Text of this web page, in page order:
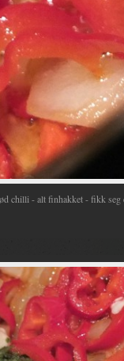
chilli - alt finhakket - fikk seg